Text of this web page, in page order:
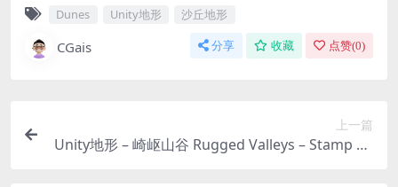
Dunes Unity地形 沙丘地形
CGais 分享 收藏 点赞(0)
上一篇
Unity地形 – 崎岖山谷 Rugged Valleys – Stamp Pa